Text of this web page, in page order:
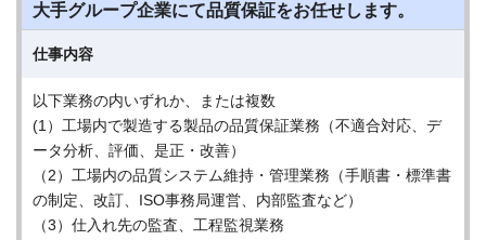
大手グループ企業にて品質保証をお任せします。
仕事内容
以下業務の内いずれか、または複数
(1）工場内で製造する製品の品質保証業務（不適合対応、デ
ータ分析、評価、是正・改善）
（2）工場内の品質システム維持・管理業務（手順書・標準書
の制定、改訂、ISO事務局運営、内部監査など）
（3）仕入れ先の監査、工程監視業務